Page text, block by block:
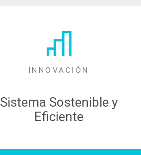
INNOVACIÓN
Sistema Sostenible y
Eficiente